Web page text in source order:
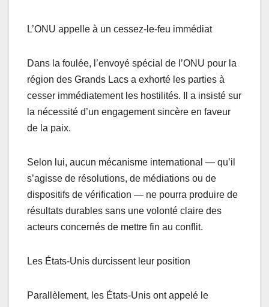
L’ONU appelle à un cessez-le-feu immédiat
Dans la foulée, l’envoyé spécial de l’ONU pour la
région des Grands Lacs a exhorté les parties à
cesser immédiatement les hostilités. Il a insisté sur
la nécessité d’un engagement sincère en faveur
de la paix.
Selon lui, aucun mécanisme international — qu’il
s’agisse de résolutions, de médiations ou de
dispositifs de vérification — ne pourra produire de
résultats durables sans une volonté claire des
acteurs concernés de mettre fin au conflit.
Les États-Unis durcissent leur position
Parallèlement, les États-Unis ont appelé le